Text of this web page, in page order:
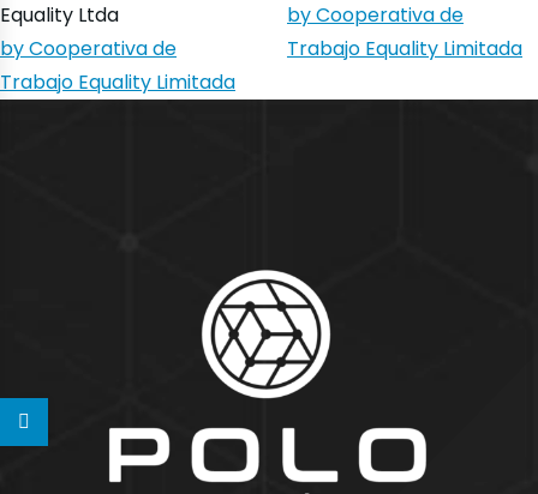
Equality Ltda
by Cooperativa de
Trabajo Equality Limitada
by Cooperativa de
Trabajo Equality Limitada